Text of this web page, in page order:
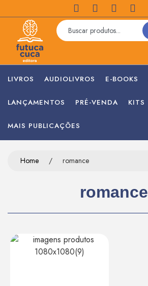
LIVROS AUDIOLIVROS E-BOOKS
LANÇAMENTOS PRÉ-VENDA KITS
MAIS PUBLICAÇÕES
Home / romance
romance